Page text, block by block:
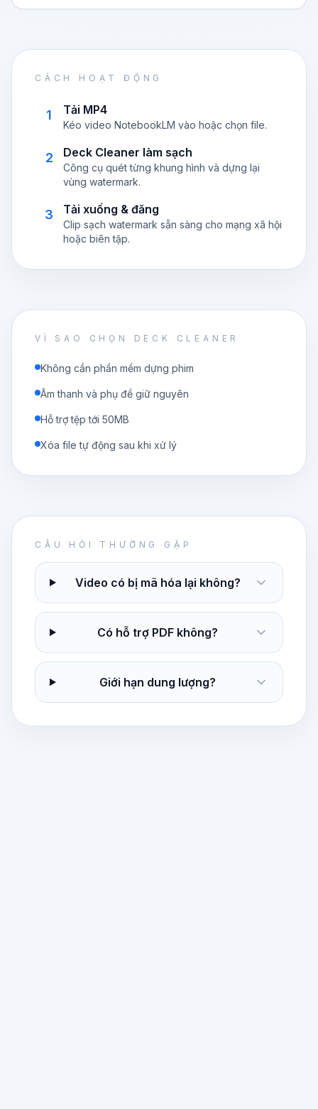
CÁCH HOẠT ĐỘNG
1 Tải MP4
Kéo video NotebookLM vào hoặc chọn file.
2 Deck Cleaner làm sạch
Công cụ quét từng khung hình và dựng lại
vùng watermark.
3 Tải xuống & đăng
Clip sạch watermark sẵn sàng cho mạng xã hội
hoặc biên tập.
VÌ SAO CHỌN DECK CLEANER
Không cần phần mềm dựng phim
Âm thanh và phụ đề giữ nguyên
Hỗ trợ tệp tới 50MB
Xóa file tự động sau khi xử lý
CÂU HỎI THƯỜNG GẶP
Video có bị mã hóa lại không?
Có hỗ trợ PDF không?
Giới hạn dung lượng?